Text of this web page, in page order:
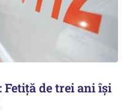
de trei ani își